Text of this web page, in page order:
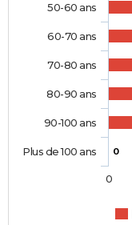
0
50-60 ans
60-70 ans
70-80 ans
80-90 ans
90-100 ans
Plus de 100 ans
0